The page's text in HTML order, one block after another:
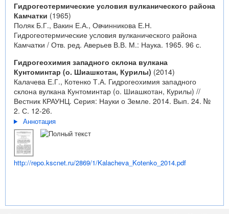
Гидрогеотермические условия вулканического района
Камчатки (1965)
Поляк Б.Г., Вакин Е.А., Овчинникова Е.Н.
Гидрогеотермические условия вулканического района
Камчатки / Отв. ред. Аверьев В.В. М.: Наука. 1965. 96 с.
Гидрогеохимия западного склона вулкана
Кунтоминтар (о. Шиашкотан, Курилы) (2014)
Калачева Е.Г., Котенко Т.А. Гидрогеохимия западного
склона вулкана Кунтоминтар (о. Шиашкотан, Курилы) //
Вестник КРАУНЦ. Серия: Науки о Земле. 2014. Вып. 24. №
2. С. 12-26.
Аннотация
http://repo.kscnet.ru/2869/1/Kalacheva_Kotenko_2014.pdf